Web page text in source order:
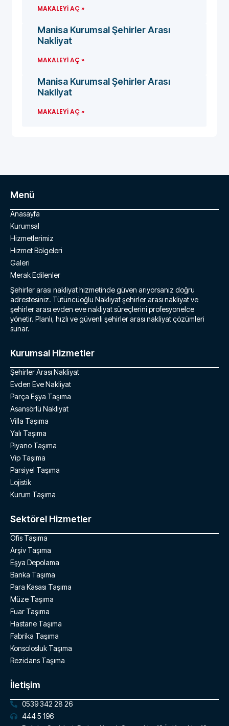
MAKALEYI AÇ »
Manisa Kurumsal Şehirler Arası
Nakliyat
MAKALEYI AÇ »
Manisa Kurumsal Şehirler Arası
Nakliyat
MAKALEYI AÇ »
Menü
Anasayfa
Kurumsal
Hizmetlerimiz
Hizmet Bölgeleri
Galeri
Merak Edilenler
Şehirler arası nakliyat hizmetinde güven arıyorsanız doğru
adrestesiniz. Tütüncüoğlu Nakliyat şehirler arası nakliyat ve
şehirler arası evden eve nakliyat süreçlerini profesyonelce
yönetir. Planlı, hızlı ve güvenli şehirler arası nakliyat çözümleri
sunar.
Kurumsal Hizmetler
Şehirler Arası Nakliyat
Evden Eve Nakliyat
Parça Eşya Taşıma
Asansörlü Nakliyat
Villa Taşıma
Yalı Taşıma
Piyano Taşıma
Vip Taşıma
Parsiyel Taşıma
Lojistik
Kurum Taşıma
Sektörel Hizmetler
Ofis Taşıma
Arşiv Taşıma
Eşya Depolama
Banka Taşıma
Para Kasası Taşıma
Müze Taşıma
Fuar Taşıma
Hastane Taşıma
Fabrika Taşıma
Konsolosluk Taşıma
Rezidans Taşıma
İletişim
0539 342 28 26
444 5 196